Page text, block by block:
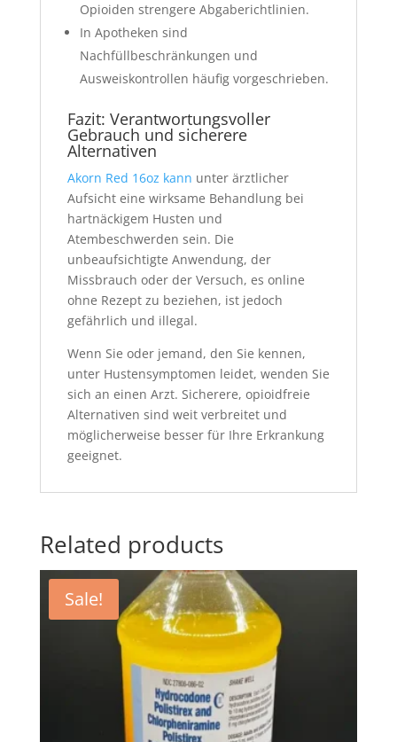
Opioiden strengere Abgaberichtlinien.
In Apotheken sind
Nachfüllbeschränkungen und
Ausweiskontrollen häufig vorgeschrieben.
Fazit: Verantwortungsvoller
Gebrauch und sicherere
Alternativen
Akorn Red 16oz kann unter ärztlicher
Aufsicht eine wirksame Behandlung bei
hartnäckigem Husten und
Atembeschwerden sein. Die
unbeaufsichtigte Anwendung, der
Missbrauch oder der Versuch, es online
ohne Rezept zu beziehen, ist jedoch
gefährlich und illegal.
Wenn Sie oder jemand, den Sie kennen,
unter Hustensymptomen leidet, wenden Sie
sich an einen Arzt. Sicherere, opioidfreie
Alternativen sind weit verbreitet und
möglicherweise besser für Ihre Erkrankung
geeignet.
Related products
Sale!